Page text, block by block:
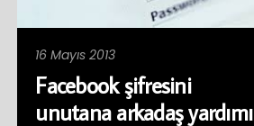
16 Mayıs 2013
Facebook şifresini
unutana arkadaş yardımı